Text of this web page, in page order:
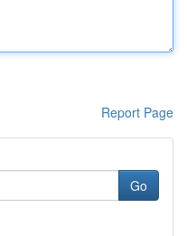
Report Page
Go